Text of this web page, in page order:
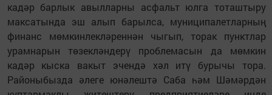
кадәр барлык авылларны асфальт юлга тоташтыру
максатында эш алып барылса, муниципалетларның
финанс мөмкинлекләреннән чыгып, торак пунктлар
урамнарын төзекләндерү проблемасын да мөмкин
кадәр кыска вакыт эчендә хәл итү бурычы тора.
Районыбызда әлеге юнәлештә Саба һәм Шәмәрдән